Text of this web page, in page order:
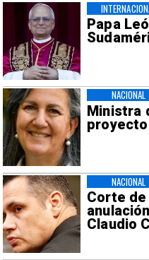
Papa
Ministra
proyecto
NACIONAL
Corte
Claudio
NACIONAL